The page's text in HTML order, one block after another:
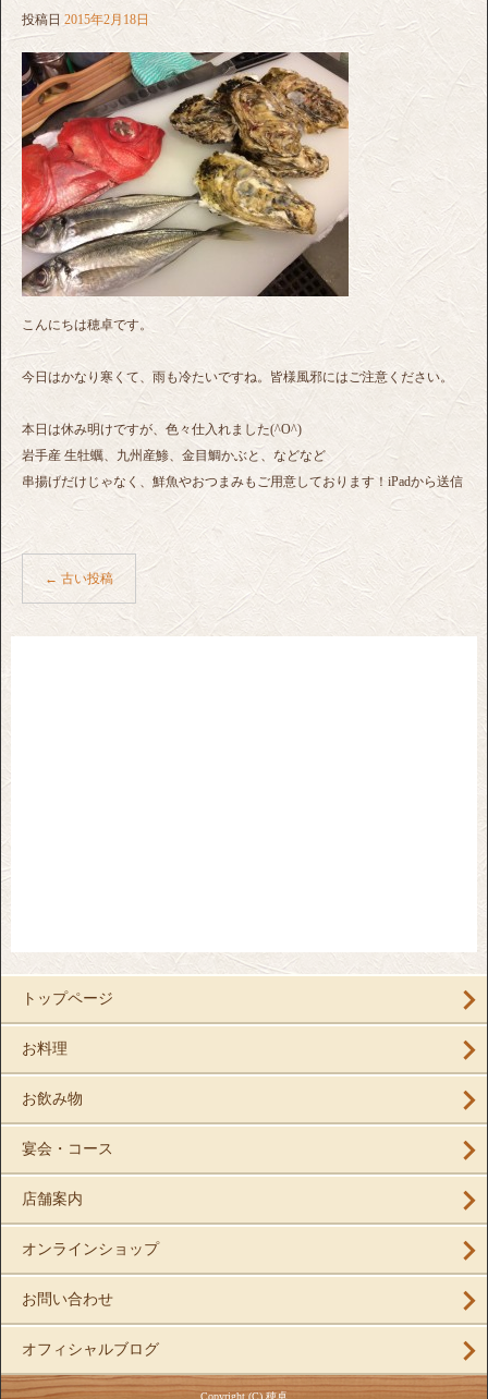
投稿日 2015年2月18日
こんにちは穂卓です。
今日はかなり寒くて、雨も冷たいですね。皆様風邪にはご注意ください。
本日は休み明けですが、色々仕入れました(^O^)
岩手産 生牡蠣、九州産鯵、金目鯛かぶと、などなど
串揚げだけじゃなく、鮮魚やおつまみもご用意しております！iPadから送信
← 古い投稿
トップページ
お料理
お飲み物
宴会・コース
店舗案内
オンラインショップ
お問い合わせ
オフィシャルブログ
Copyright (C) 穂卓